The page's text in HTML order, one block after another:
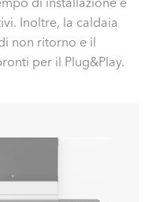
Inoltre, la caldaia
non ritorno e il
per il Plug&Play.